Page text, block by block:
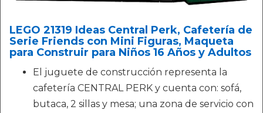
LEGO 21319 Ideas Central Perk, Cafetería de
Serie Friends con Mini Figuras, Maqueta
para Construir para Niños 16 Años y Adultos
El juguete de construcción representa la
cafetería CENTRAL PERK y cuenta con: sofá,
butaca, 2 sillas y mesa; una zona de servicio con